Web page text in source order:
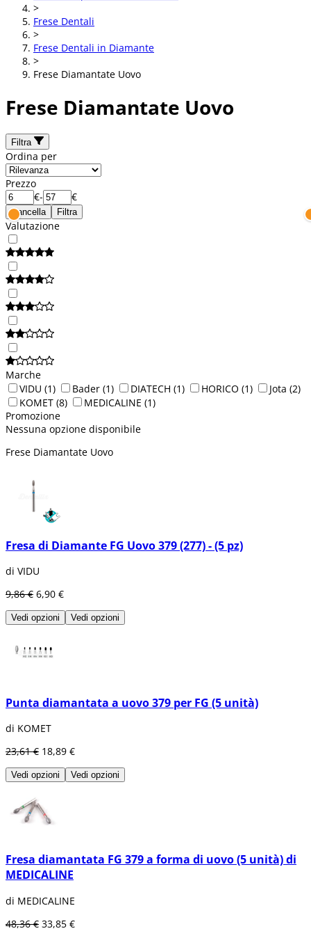
>
Frese Dentali
>
Frese Dentali in Diamante
>
Frese Diamantate Uovo
Frese Diamantate Uovo
Filtra
Ordina per
Prezzo
€- €
Cancella Filtra
Valutazione
Marche
VIDU (1) Bader (1) DIATECH (1) HORICO (1) Jota (2)
KOMET (8) MEDICALINE (1)
Promozione
Nessuna opzione disponibile
Frese Diamantate Uovo
Fresa di Diamante FG Uovo 379 (277) - (5 pz)
di VIDU
9,86 € 6,90 €
Vedi opzioni Vedi opzioni
Punta diamantata a uovo 379 per FG (5 unità)
di KOMET
23,61 € 18,89 €
Vedi opzioni Vedi opzioni
Fresa diamantata FG 379 a forma di uovo (5 unità) di
MEDICALINE
di MEDICALINE
48,36 € 33,85 €